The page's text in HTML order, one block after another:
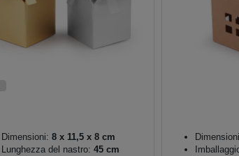
Dimensioni: 8 x 11,5 x 8 cm
Lunghezza del nastro: 45 cm